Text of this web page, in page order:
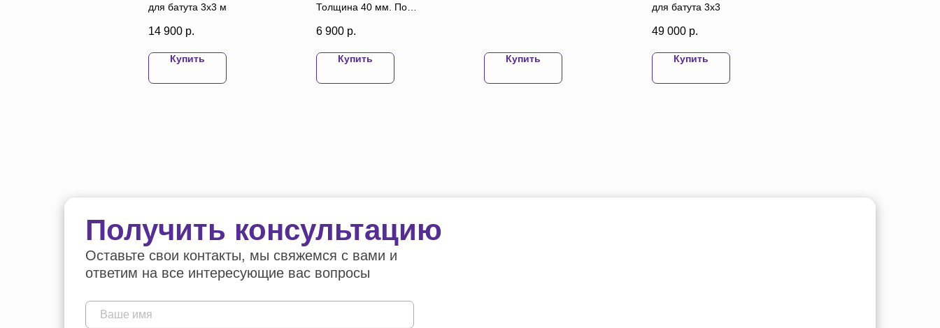
для батута 3х3 м
14 900 р.
Купить
Толщина 40 мм. По
6 900 р.
Купить Купить
для батута 3х3
49 000 р.
Купить
Получить консультацию
Оставьте свои контакты, мы свяжемся с вами и
ответим на все интересующие вас вопросы